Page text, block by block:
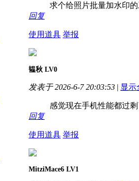
求个给照片批量加水印
回复
使用道具 举报
韫秋 LV0
发表于 2026-6-7 20:03:53 | 显示
感觉现在手机性能都过
回复
使用道具 举报
MitziMace6 LV1